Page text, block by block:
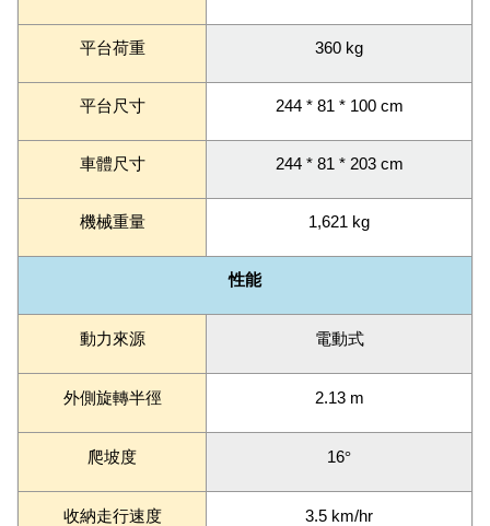
平台荷重 360 kg
平台尺寸 244 * 81 * 100 cm
車體尺寸 244 * 81 * 203 cm
機械重量 1,621 kg
性能
動力來源 電動式
外側旋轉半徑 2.13 m
爬坡度 16°
收納走行速度 3.5 km/hr